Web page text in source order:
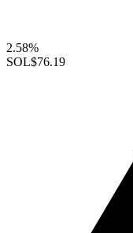
2.58%
SOL$76.19